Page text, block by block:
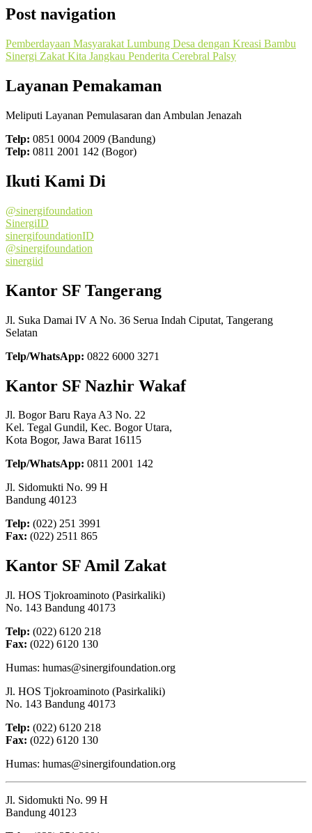
Post navigation
Pemberdayaan Masyarakat Lumbung Desa dengan Kreasi Bambu
Sinergi Zakat Kita Jangkau Penderita Cerebral Palsy
Layanan Pemakaman
Meliputi Layanan Pemulasaran dan Ambulan Jenazah
Telp: 0851 0004 2009 (Bandung)
Telp: 0811 2001 142 (Bogor)
Ikuti Kami Di
@sinergifoundation
SinergiID
sinergifoundationID
@sinergifoundation
sinergiid
Kantor SF Tangerang
Jl. Suka Damai IV A No. 36 Serua Indah Ciputat, Tangerang
Selatan
Telp/WhatsApp: 0822 6000 3271
Kantor SF Nazhir Wakaf
Jl. Bogor Baru Raya A3 No. 22
Kel. Tegal Gundil, Kec. Bogor Utara,
Kota Bogor, Jawa Barat 16115
Telp/WhatsApp: 0811 2001 142
Jl. Sidomukti No. 99 H
Bandung 40123
Telp: (022) 251 3991
Fax: (022) 2511 865
Kantor SF Amil Zakat
Jl. HOS Tjokroaminoto (Pasirkaliki)
No. 143 Bandung 40173
Telp: (022) 6120 218
Fax: (022) 6120 130
Humas: humas@sinergifoundation.org
Jl. HOS Tjokroaminoto (Pasirkaliki)
No. 143 Bandung 40173
Telp: (022) 6120 218
Fax: (022) 6120 130
Humas: humas@sinergifoundation.org
Jl. Sidomukti No. 99 H
Bandung 40123